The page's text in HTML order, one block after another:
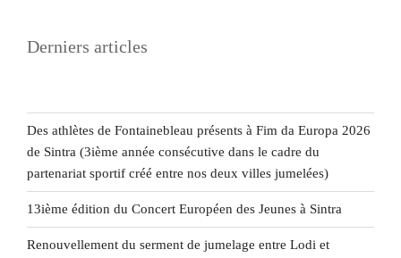
Derniers articles
Des athlètes de Fontainebleau présents à Fim da Europa 2026
de Sintra (3ième année consécutive dans le cadre du
partenariat sportif créé entre nos deux villes jumelées)
13ième édition du Concert Européen des Jeunes à Sintra
Renouvellement du serment de jumelage entre Lodi et